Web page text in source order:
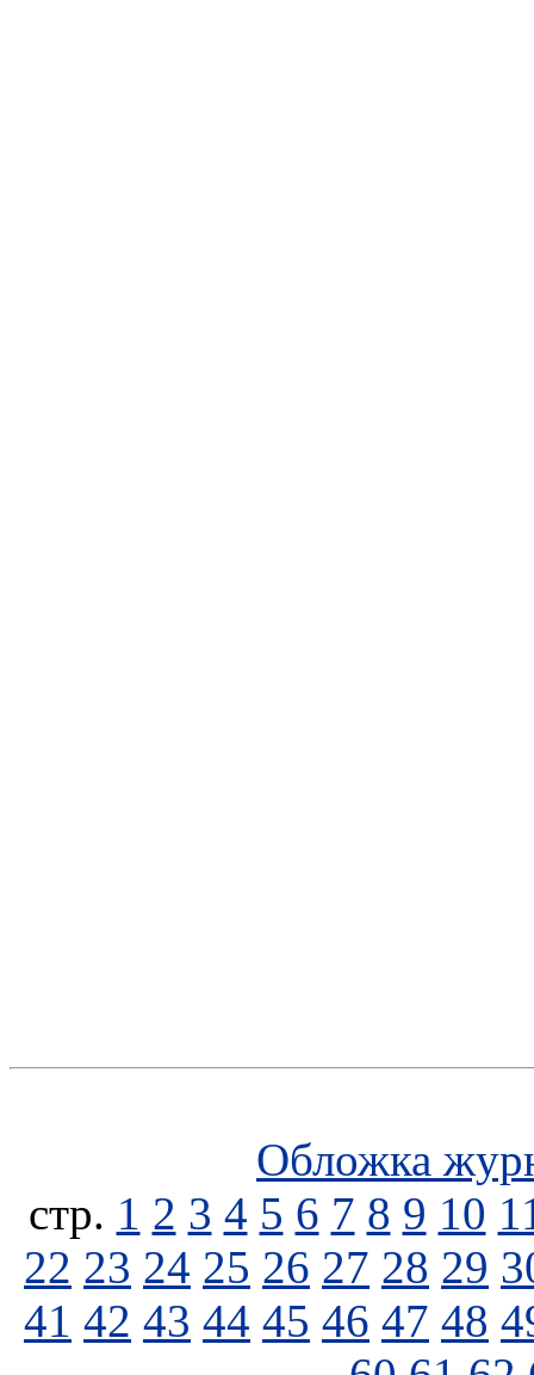
Обложка
стp. 1 2 3 4 5 6 7 8 9 10
22 23 24 25 26 27 28 29
41 42 43 44 45 46 47 48